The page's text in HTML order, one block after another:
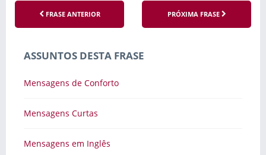
FRASE ANTERIOR PRÓXIMA FRASE
ASSUNTOS DESTA FRASE
Mensagens de Conforto
Mensagens Curtas
Mensagens em Inglês